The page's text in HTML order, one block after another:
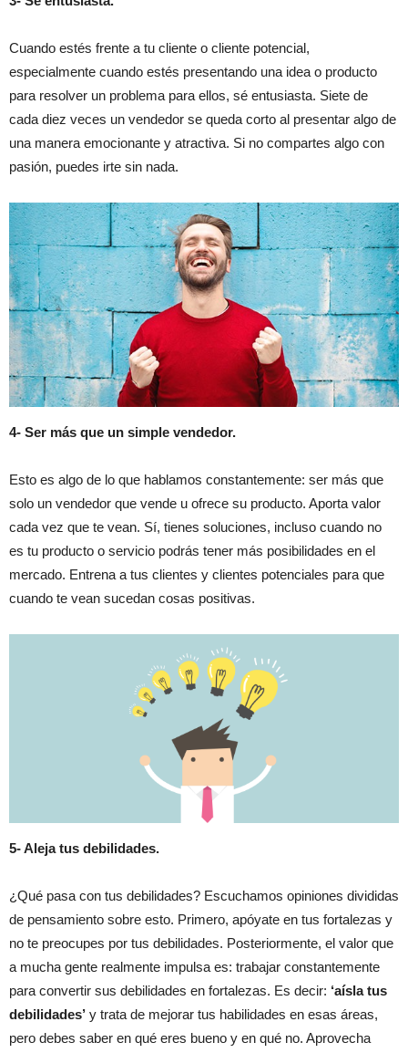
Cuando estés frente a tu cliente o cliente potencial,
especialmente cuando estés presentando una idea o producto
para resolver un problema para ellos, sé entusiasta. Siete de
cada diez veces un vendedor se queda corto al presentar algo de
una manera emocionante y atractiva. Si no compartes algo con
pasión, puedes irte sin nada.
4- Ser más que un simple vendedor.
Esto es algo de lo que hablamos constantemente: ser más que
solo un vendedor que vende u ofrece su producto. Aporta valor
cada vez que te vean. Sí, tienes soluciones, incluso cuando no
es tu producto o servicio podrás tener más posibilidades en el
mercado. Entrena a tus clientes y clientes potenciales para que
cuando te vean sucedan cosas positivas.
5- Aleja tus debilidades.
¿Qué pasa con tus debilidades? Escuchamos opiniones divididas
de pensamiento sobre esto. Primero, apóyate en tus fortalezas y
no te preocupes por tus debilidades. Posteriormente, el valor que
a mucha gente realmente impulsa es: trabajar constantemente
para convertir sus debilidades en fortalezas. Es decir: ‘aísla tus
debilidades’ y trata de mejorar tus habilidades en esas áreas,
pero debes saber en qué eres bueno y en qué no. Aprovecha